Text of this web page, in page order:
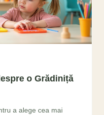
o Grădiniță
a alege cea mai